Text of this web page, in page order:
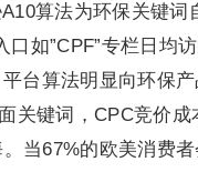
算法为环保关键
如”CPF”专栏日均
台算法明显向环保
关键词，CPC竞价
当67%的欧美消费